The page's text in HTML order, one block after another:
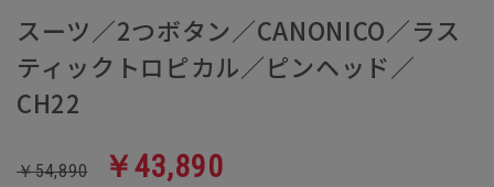
スーツ／2つボタン／CANONICO／ラス
ティックトロピカル／ピンヘッド／
CH22
￥54,890 ￥43,890